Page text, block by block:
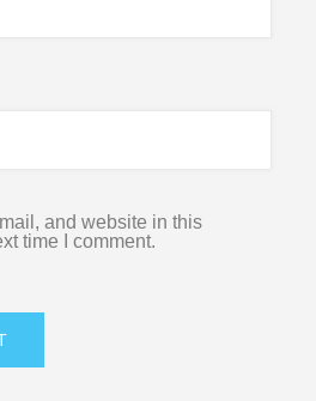
and website in this
time I comment.